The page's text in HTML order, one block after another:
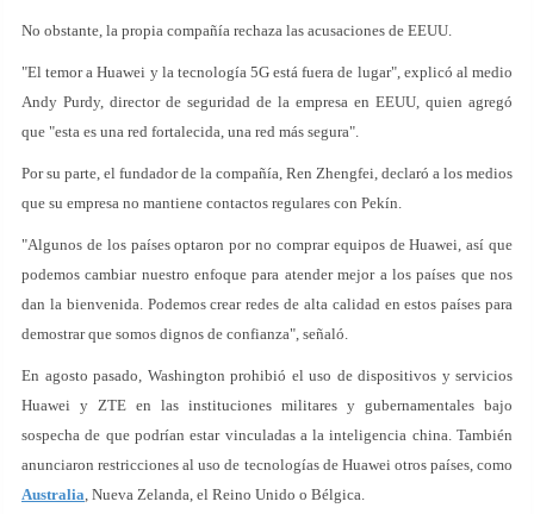
No obstante, la propia compañía rechaza las acusaciones de EEUU.
"El temor a Huawei y la tecnología 5G está fuera de lugar", explicó al medio
Andy Purdy, director de seguridad de la empresa en EEUU, quien agregó
que "esta es una red fortalecida, una red más segura".
Por su parte, el fundador de la compañía, Ren Zhengfei, declaró a los medios
que su empresa no mantiene contactos regulares con Pekín.
"Algunos de los países optaron por no comprar equipos de Huawei, así que
podemos cambiar nuestro enfoque para atender mejor a los países que nos
dan la bienvenida. Podemos crear redes de alta calidad en estos países para
demostrar que somos dignos de confianza", señaló.
En agosto pasado, Washington prohibió el uso de dispositivos y servicios
Huawei y ZTE en las instituciones militares y gubernamentales bajo
sospecha de que podrían estar vinculadas a la inteligencia china. También
anunciaron restricciones al uso de tecnologías de Huawei otros países, como
Australia, Nueva Zelanda, el Reino Unido o Bélgica.